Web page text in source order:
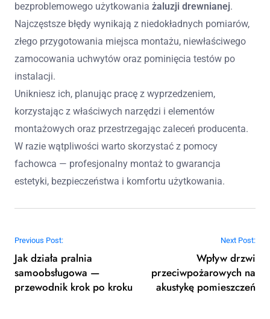
bezproblemowego użytkowania żaluzji drewnianej.
Najczęstsze błędy wynikają z niedokładnych pomiarów,
złego przygotowania miejsca montażu, niewłaściwego
zamocowania uchwytów oraz pominięcia testów po
instalacji.
Unikniesz ich, planując pracę z wyprzedzeniem,
korzystając z właściwych narzędzi i elementów
montażowych oraz przestrzegając zaleceń producenta.
W razie wątpliwości warto skorzystać z pomocy
fachowca — profesjonalny montaż to gwarancja
estetyki, bezpieczeństwa i komfortu użytkowania.
Nawigacja wpisu
Previous Post:
Jak działa pralnia
samoobsługowa —
przewodnik krok po kroku
Next Post:
Wpływ drzwi
przeciwpożarowych na
akustykę pomieszczeń